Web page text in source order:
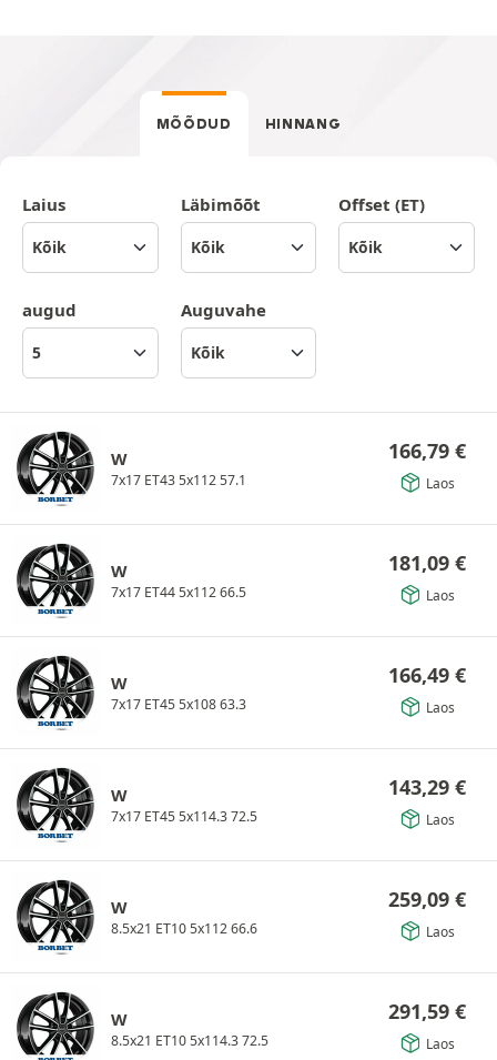
MÕÕDUD HINNANG
Laius Läbimõõt Offset (ET)
augud Auguvahe
W
7x17 ET43 5x112 57.1
166,79 €
Laos
W
7x17 ET44 5x112 66.5
181,09 €
Laos
W
7x17 ET45 5x108 63.3
166,49 €
Laos
W
7x17 ET45 5x114.3 72.5
143,29 €
Laos
W
8.5x21 ET10 5x112 66.6
259,09 €
Laos
W
8.5x21 ET10 5x114.3 72.5
291,59 €
Laos